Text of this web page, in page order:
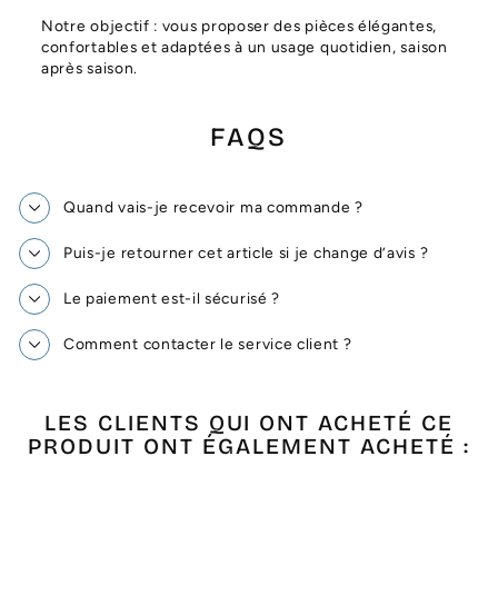
Notre objectif : vous proposer des pièces élégantes,
confortables et adaptées à un usage quotidien, saison
après saison.
FAQS
Quand vais-je recevoir ma commande ?
Puis-je retourner cet article si je change d’avis ?
Le paiement est-il sécurisé ?
Comment contacter le service client ?
LES CLIENTS QUI ONT ACHETÉ CE
PRODUIT ONT ÉGALEMENT ACHETÉ :